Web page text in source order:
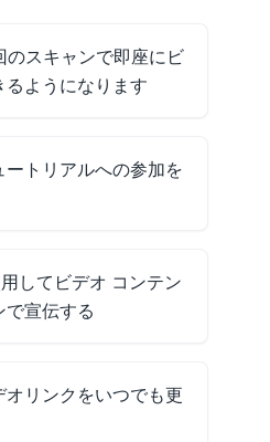
のスキャンで即座にビ
ようになります
トリアルへの参加を
してビデオ コンテン
宣伝する
リンクをいつでも更